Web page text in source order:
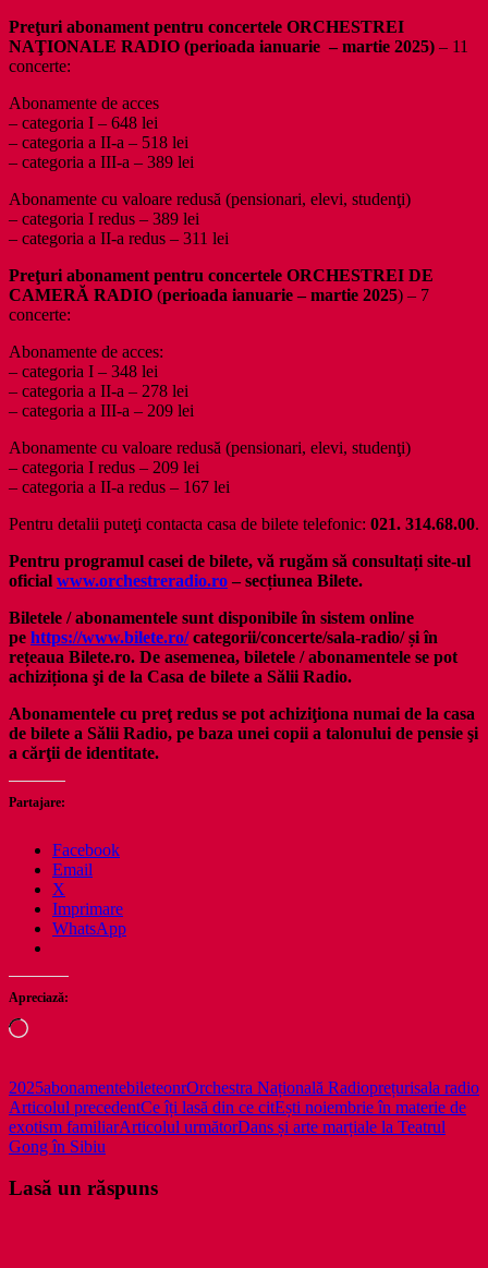
Preţuri abonament pentru concertele ORCHESTREI
NAŢIONALE RADIO (perioada ianuarie – martie 2025) – 11
concerte:
Abonamente de acces
– categoria I – 648 lei
– categoria a II-a – 518 lei
– categoria a III-a – 389 lei
Abonamente cu valoare redusă (pensionari, elevi, studenţi)
– categoria I redus – 389 lei
– categoria a II-a redus – 311 lei
Preţuri abonament pentru concertele ORCHESTREI DE
CAMERĂ RADIO (perioada ianuarie – martie 2025) – 7
concerte:
Abonamente de acces:
– categoria I – 348 lei
– categoria a II-a – 278 lei
– categoria a III-a – 209 lei
Abonamente cu valoare redusă (pensionari, elevi, studenţi)
– categoria I redus – 209 lei
– categoria a II-a redus – 167 lei
Pentru detalii puteţi contacta casa de bilete telefonic: 021. 314.68.00.
Pentru programul casei de bilete, vă rugăm să consultați site-ul
oficial www.orchestreradio.ro – secțiunea Bilete.
Biletele / abonamentele sunt disponibileîn sistem online
pe https://www.bilete.ro/categorii/concerte/sala-radio/ și în
rețeaua Bilete.ro. De asemenea, biletele / abonamentele se pot
achiziționa şi de la Casa de bilete a Sălii Radio.
Abonamentele cu preţ redus se pot achiziţiona numai de la casa
de bilete a Sălii Radio, pe baza unei copii a talonului de pensie şi
a cărţii de identitate.
Partajare:
Facebook
Email
X
Imprimare
WhatsApp
Apreciază:
Încarc...
2025abonamentebileteonrOrchestra Națională Radioprețurisala radio
Navigare
în
Articolul precedentCe îți lasă din ce citEști noiembrie în materie de
exotism familiarArticolul următorDans și arte marțiale la Teatrul
Gong în Sibiu
Lasă un răspuns